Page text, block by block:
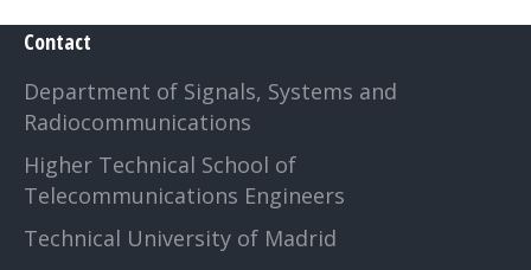
Contact
Department of Signals, Systems and
Radiocommunications
Higher Technical School of
Telecommunications Engineers
Technical University of Madrid